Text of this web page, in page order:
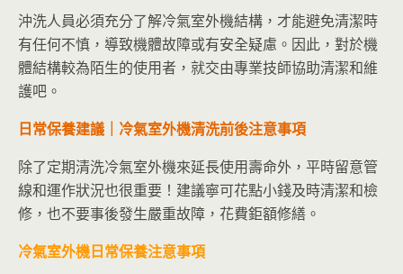
沖洗人員必須充分了解冷氣室外機結構，才能避免清潔時
有任何不慎，導致機體故障或有安全疑慮。因此，對於機
體結構較為陌生的使用者，就交由專業技師協助清潔和維
護吧。
日常保養建議｜冷氣室外機清洗前後注意事項
除了定期清洗冷氣室外機來延長使用壽命外，平時留意管
線和運作狀況也很重要！建議寧可花點小錢及時清潔和檢
修，也不要事後發生嚴重故障，花費鉅額修繕。
冷氣室外機日常保養注意事項